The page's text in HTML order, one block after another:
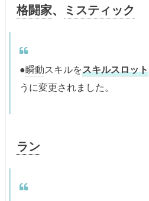
格闘家、 ミスティック
●瞬動スキルをスキルスロット
うに変更されました。
ラン